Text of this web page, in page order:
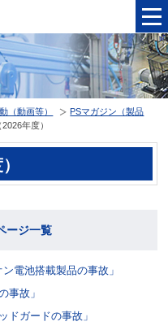
（動画等）
PSマガジン（製品
年度）
ージ一覧
電池搭載製品の事故」
事故」
ガードの事故」